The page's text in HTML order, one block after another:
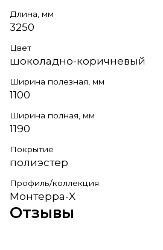
Длина, мм
3250
Цвет
шоколадно-коричневый
Ширина полезная, мм
1100
Ширина полная, мм
1190
Покрытие
полиэстер
Профиль/коллекция
Монтерра-X
Отзывы